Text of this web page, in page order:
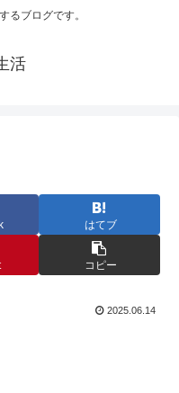
るブログです。
活
はてブ
コピー
2025.06.14